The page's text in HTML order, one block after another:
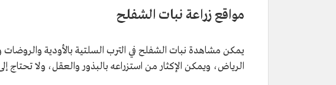
مواقع زراعة نبات الشفلح
يمكن مشاهدة نبات الشفلح في الترب السلتية بالأودية
الرياض، ويمكن الإكثار من استزراعه بالبذور والعقل، ولا تحتاج